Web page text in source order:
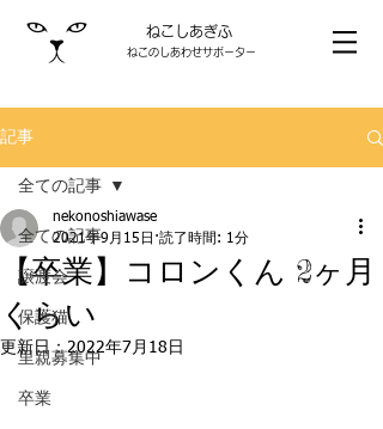
ねこしあぎふ
ねこのしあわせサポーター
記事
全ての記事
譲渡会
保護猫
里親募集中
卒業
全ての記事
【卒業】コロンくん 2ヶ月
くらい
nekonoshiawase
2021年9月15日 読了時間: 1分
更新日：2022年7月18日